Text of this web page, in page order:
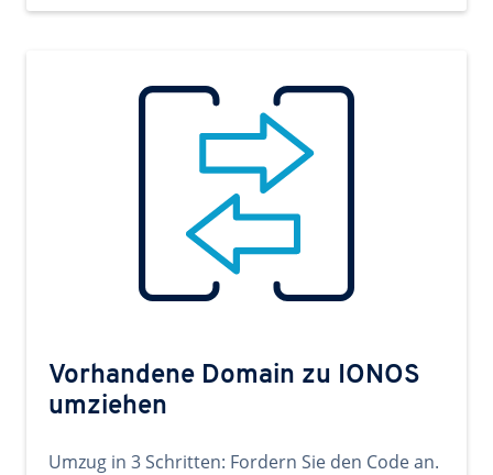
Vorhandene Domain zu IONOS
umziehen
Umzug in 3 Schritten: Fordern Sie den Code an.